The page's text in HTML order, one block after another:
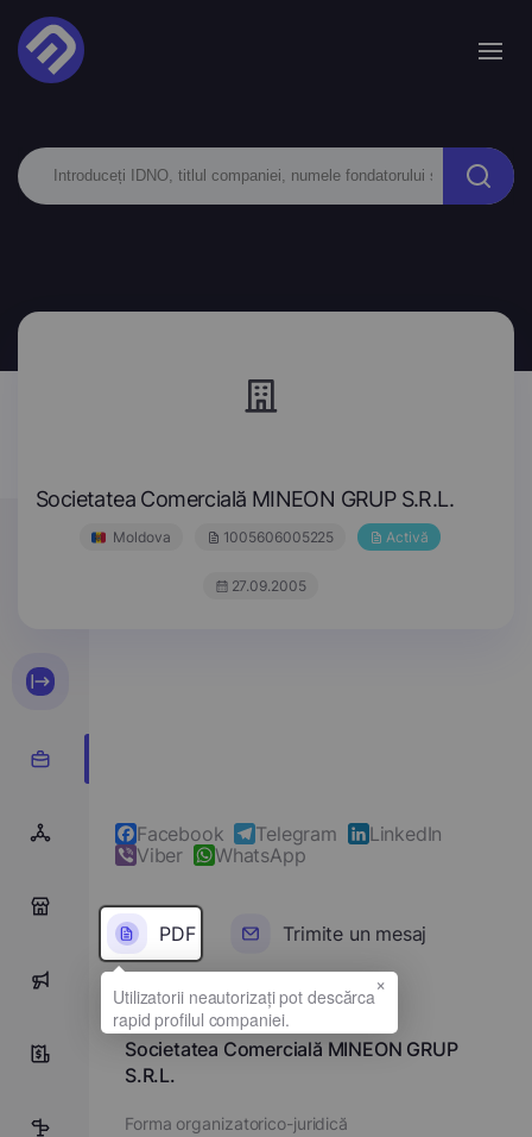
Societatea Comercială MINEON GRUP S.R.L.
Moldova 1005606005225 Activă
27.09.2005
10
13
Facebook Telegram
LinkedIn
Viber
WhatsApp
PDF Trimite un mesaj
Denumirea completă
Societatea Comercială MINEON GRUP
S.R.L.
Forma organizatorico-juridică
×